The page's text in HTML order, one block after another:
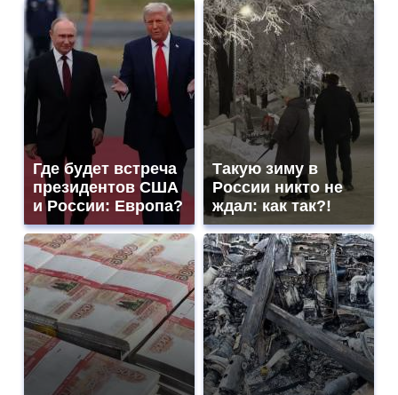
Где будет встреча
президентов США
и России: Европа?
Такую зиму в
России никто не
ждал: как так?!